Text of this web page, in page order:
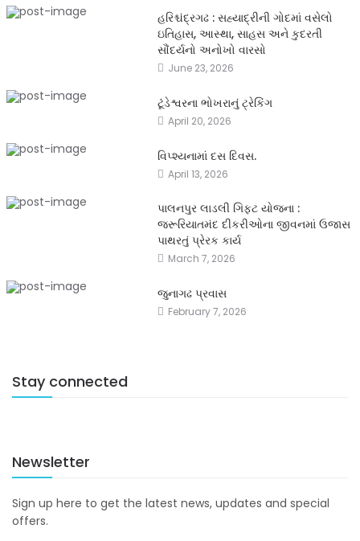
હરિશ્ચંદ્રગઢ : સહ્યાદ્રીની ગોદમાં વસેલો
ઇતિહાસ, આસ્થા, સાહસ અને કુદરતી
સૌંદર્યનો અનોખો વારસો
June 23, 2026
ટૂંડેશ્વરના ભોખરાનું ટ્રેકિંગ
April 20, 2026
વિપ્શ્યનામાં દસ દિવસ.
April 13, 2026
પાલનપુર લાડલી ગિફ્ટ યોજના :
જરૂરિયાતમંદ દીકરીઓના જીવનમાં ઉજાસ
પાથરતું પ્રેરક કાર્ય
March 7, 2026
જુનાગઢ પ્રવાસ
February 7, 2026
Stay connected
Newsletter
Sign up here to get the latest news, updates and special
offers.